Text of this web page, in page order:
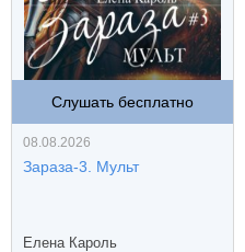
Слушать бесплатно
08.08.2026
Зараза-3. Мульт
Елена Кароль